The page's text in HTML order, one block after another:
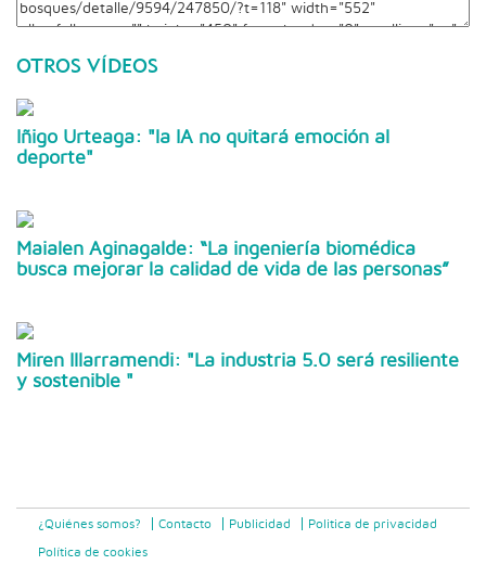
OTROS VÍDEOS
Iñigo Urteaga: "la IA no quitará emoción al
deporte"
Maialen Aginagalde: “La ingeniería biomédica
busca mejorar la calidad de vida de las personas”
Miren Illarramendi: "La industria 5.0 será resiliente
y sostenible "
¿Quiénes somos? Contacto Publicidad Politica de privacidad
Política de cookies